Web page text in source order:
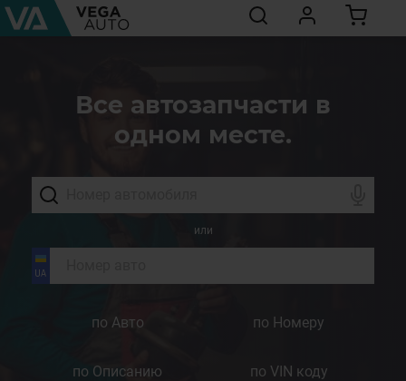
Все автозапчасти в
одном месте.
или
по Авто по Номеру
по Описанию по VIN коду